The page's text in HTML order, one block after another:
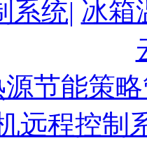
系统| 冰箱
节能策
远程控制